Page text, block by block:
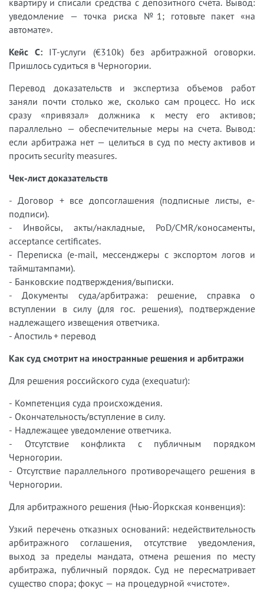
квартиру и списали средства с депозитного счёта. Вывод:
уведомление — точка риска №1; готовьте пакет «на
автомате».
Кейс C: IT-услуги (€310k) без арбитражной оговорки.
Пришлось судиться в Черногории.
Перевод доказательств и экспертиза объемов работ
заняли почти столько же, сколько сам процесс. Но иск
сразу «привязал» должника к месту его активов;
параллельно — обеспечительные меры на счета. Вывод:
если арбитража нет — целиться в суд по месту активов и
просить security measures.
Чек-лист доказательств
- Договор + все допсоглашения (подписные листы, e-
подписи).
- Инвойсы, акты/накладные, PoD/CMR/коносаменты,
acceptance certificates.
- Переписка (e-mail, мессенджеры с экспортом логов и
таймштампами).
- Банковские подтверждения/выписки.
- Документы суда/арбитража: решение, справка о
вступлении в силу (для гос. решения), подтверждение
надлежащего извещения ответчика.
- Апостиль + перевод
Как суд смотрит на иностранные решения и арбитражи
Для решения российского суда (exequatur):
- Компетенция суда происхождения.
- Окончательность/вступление в силу.
- Надлежащее уведомление ответчика.
- Отсутствие конфликта с публичным порядком
Черногории.
- Отсутствие параллельного противоречащего решения в
Черногории.
Для арбитражного решения (Нью-Йоркская конвенция):
Узкий перечень отказных оснований: недействительность
арбитражного соглашения, отсутствие уведомления,
выход за пределы мандата, отмена решения по месту
арбитража, публичный порядок. Суд не пересматривает
существо спора; фокус — на процедурной «чистоте».